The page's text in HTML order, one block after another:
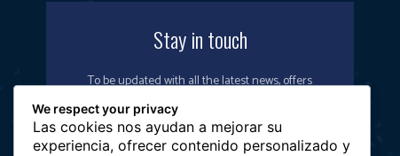
Stay in touch
To be updated with all the latest news, offers
and special announcements.
We respect your privacy
Las cookies nos ayudan a mejorar su
experiencia, ofrecer contenido personalizado y